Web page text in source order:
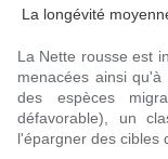
La longévité
La Nette rousse est
menacées ainsi
des espèces
défavorable), un
l'épargner des cibles